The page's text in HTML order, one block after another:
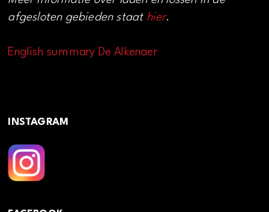
afgesloten gebieden staat hier.
English summary De Alkenaer
INSTAGRAM